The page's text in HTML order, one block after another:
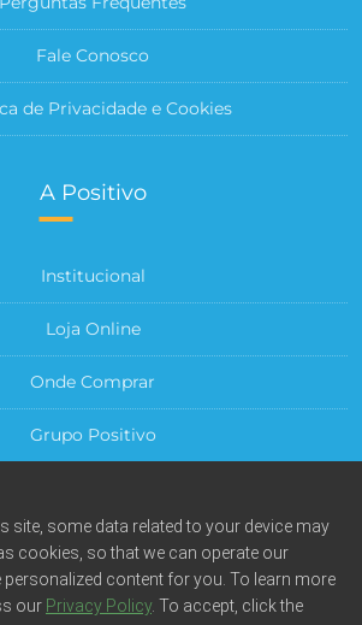
Fale Conosco
de Privacidade e Cookies
A Positivo
Institucional
Loja Online
Onde Comprar
Grupo Positivo
Central do Cliente
site, some data related to your device may
cookies, so that we can operate our
content for you. To learn more
our Privacy Policy. To accept, click the